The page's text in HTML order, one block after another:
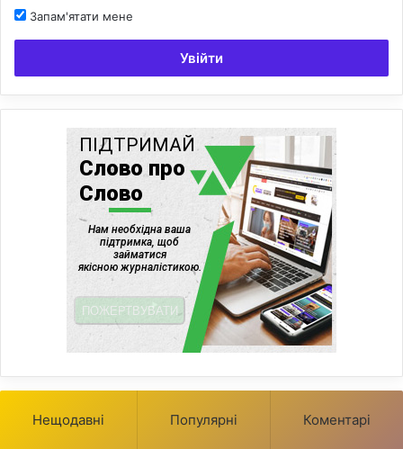
Запам'ятати мене
Увійти
Нещодавні Популярні Коментарі